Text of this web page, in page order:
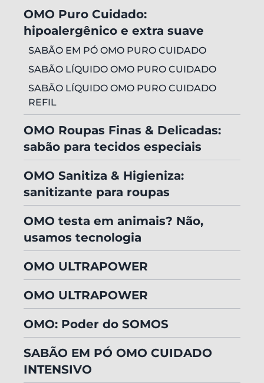
OMO Puro Cuidado:
hipoalergênico e extra suave
SABÃO EM PÓ OMO PURO CUIDADO
SABÃO LÍQUIDO OMO PURO CUIDADO
SABÃO LÍQUIDO OMO PURO CUIDADO
REFIL
OMO Roupas Finas & Delicadas:
sabão para tecidos especiais
OMO Sanitiza & Higieniza:
sanitizante para roupas
OMO testa em animais? Não,
usamos tecnologia
OMO ULTRAPOWER
OMO ULTRAPOWER
OMO: Poder do SOMOS
SABÃO EM PÓ OMO CUIDADO
INTENSIVO